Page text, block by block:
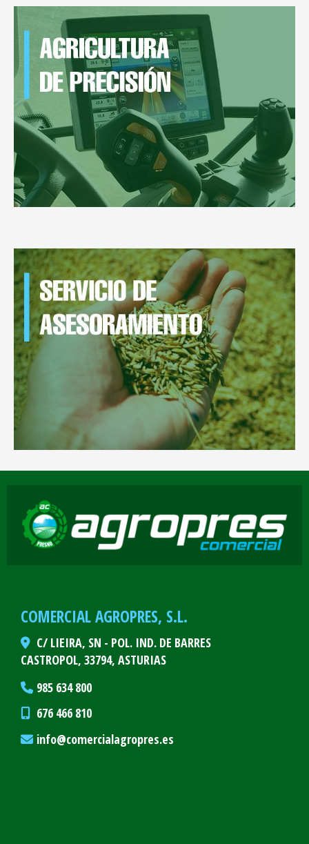
COMERCIAL AGROPRES, S.L.
C/ LIEIRA, SN - POL. IND. DE BARRES
CASTROPOL, 33794, ASTURIAS
985 634 800
676 466 810
info
comercialagropres.es